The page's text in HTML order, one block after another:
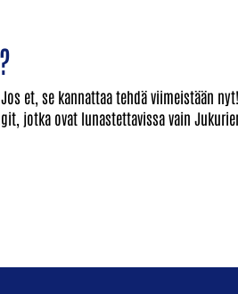
et, se kannattaa tehdä viimeistään
jotka ovat lunastettavissa vain